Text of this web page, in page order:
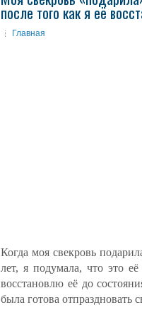
после того как я её
Главная
Когда моя свекровь
лет, я подумала, что это
восстановлю её до
была готова отпраздновать